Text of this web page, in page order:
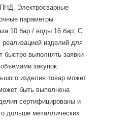
Электросварные
параметры
10 бар / воды 16 бар; С
изделий для
быстро выполнять заявки
закупок.
изделия товар может
быть выполнена
сертифицированы и
дольше металлических